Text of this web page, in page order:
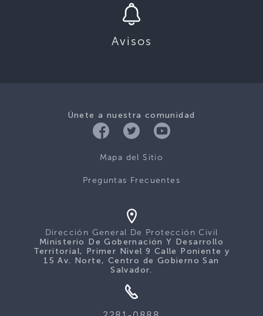
Avisos
Únete a nuestra comunidad
Mapa del Sitio
Preguntas Frecuentes
Dirección General De Protección Civil
Ministerio De Gobernación Y Desarrollo
Territorial, Primer Nivel 9 Calle Poniente y
15 Av. Norte, Centro de Gobierno San
Salvador.